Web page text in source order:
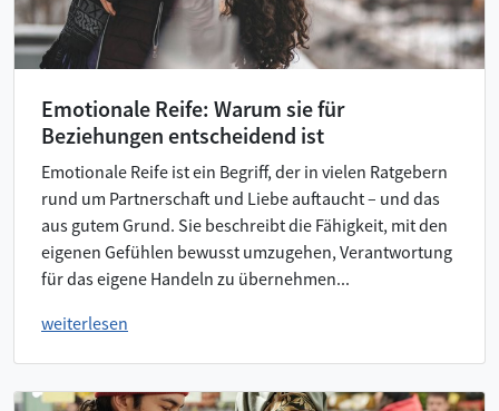
Emotionale Reife: Warum sie für
Beziehungen entscheidend ist
Emotionale Reife ist ein Begriff, der in vielen Ratgebern
rund um Partnerschaft und Liebe auftaucht – und das
aus gutem Grund. Sie beschreibt die Fähigkeit, mit den
eigenen Gefühlen bewusst umzugehen, Verantwortung
für das eigene Handeln zu übernehmen...
weiterlesen